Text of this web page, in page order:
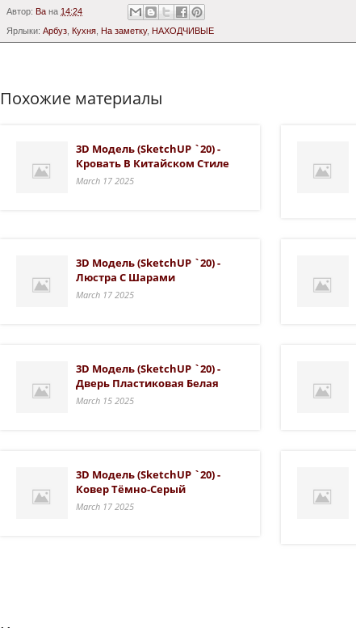
Автор: Ba на 14:24
Ярлыки: Арбуз Кухня На заметку, НАХОДЧИВЫЕ
Похожие материалы
3D Модель (SketchUP `20) -
Кровать В Китайском Стиле
March 17 2025
3D Модель (SketchUP `20) -
Люстра С Шарами
March 17 2025
3D Модель (SketchUP `20) -
Дверь Пластиковая Белая
March 15 2025
3D Модель (SketchUP `20) -
Ковер Тёмно-Серый
March 17 2025